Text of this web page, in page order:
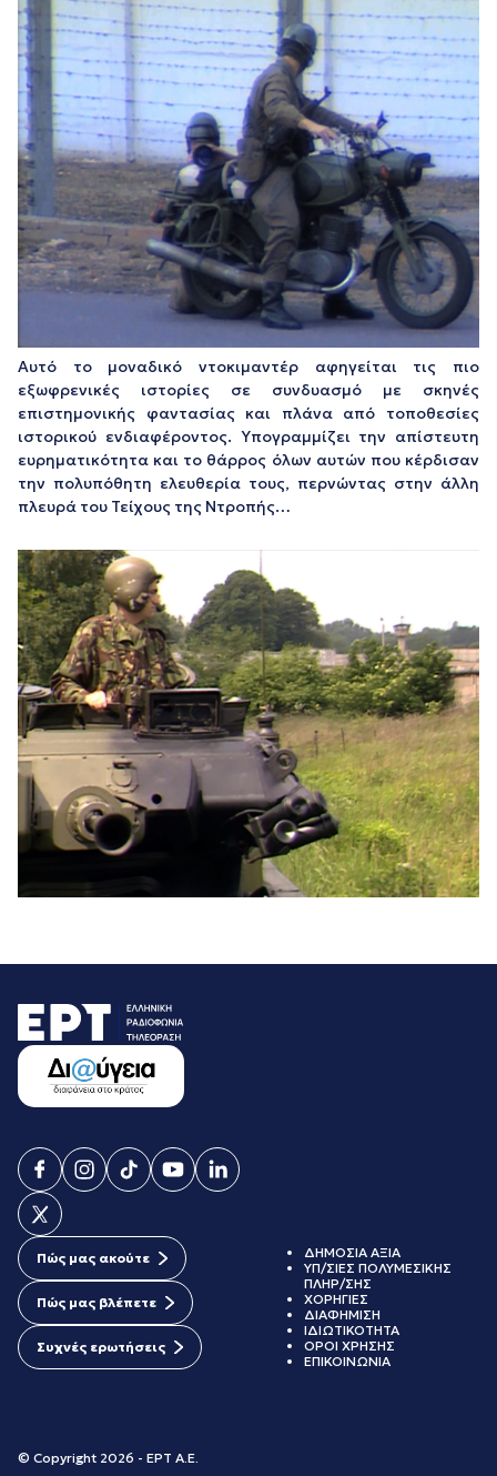
Αυτό το μοναδικό ντοκιμαντέρ αφηγείται τις πιο
εξωφρενικές ιστορίες σε συνδυασμό με σκηνές
επιστημονικής φαντασίας και πλάνα από τοποθεσίες
ιστορικού ενδιαφέροντος. Υπογραμμίζει την απίστευτη
ευρηματικότητα και το θάρρος όλων αυτών που κέρδισαν
την πολυπόθητη ελευθερία τους, περνώντας στην άλλη
πλευρά του Τείχους της Ντροπής…
Πώς μας ακούτε
Πώς μας βλέπετε
Συχνές ερωτήσεις
© Copyright 2026 - ΕΡΤ Α.Ε.
ΔΗΜΟΣΙΑ ΑΞΙΑ
ΥΠ/ΣΙΕΣ ΠΟΛΥΜΕΣΙΚΗΣ
ΠΛΗΡ/ΣΗΣ
ΧΟΡΗΓΙΕΣ
ΔΙΑΦΗΜΙΣΗ
ΙΔΙΩΤΙΚΟΤΗΤΑ
ΟΡΟΙ ΧΡΗΣΗΣ
ΕΠΙΚΟΙΝΩΝΙΑ